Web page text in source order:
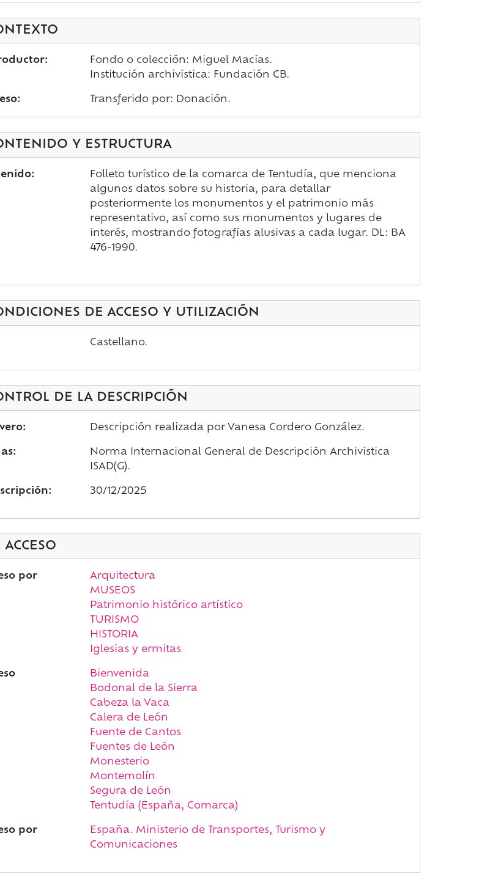
Fondo o colección: Miguel Macías.
Institución archivística: Fundación CB.
Transferido por: Donación.
Y ESTRUCTURA
Folleto turístico de la comarca de Tentudía, que menciona
algunos datos sobre su historia, para detallar
posteriormente los monumentos y el patrimonio más
representativo, así como sus monumentos y lugares de
interés, mostrando fotografías alusivas a cada lugar. DL: BA
476-1990.
DE ACCESO Y UTILIZACIÓN
Castellano.
DE LA DESCRIPCIÓN
Descripción realizada por Vanesa Cordero González.
Norma Internacional General de Descripción Archivística
ISAD(G).
30/12/2025
por
Arquitectura
MUSEOS
Patrimonio histórico artístico
TURISMO
HISTORIA
Iglesias y ermitas
Bienvenida
Bodonal de la Sierra
Cabeza la Vaca
Calera de León
Fuente de Cantos
Fuentes de León
Monesterio
Montemolín
Segura de León
Tentudía (España, Comarca)
por
España. Ministerio de Transportes, Turismo y
Comunicaciones